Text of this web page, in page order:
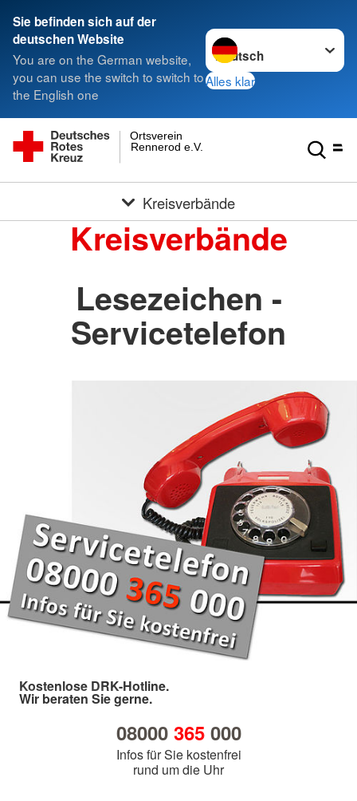
Sie befinden sich auf der
deutschen Website
You are on the German website,
you can use the switch to switch to
the English one
Sprache wechseln zu
Alles klar
Rennerod e.V.
Ortsverein
Kreisverbände
Kreisverbände
Lesezeichen -
Servicetelefon
Kostenlose DRK-Hotline.
Wir beraten Sie gerne.
08000 365000
Infos für Sie kostenfrei
rund um die Uhr